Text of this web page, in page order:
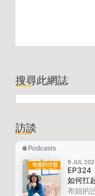
搜尋此網誌
訪談